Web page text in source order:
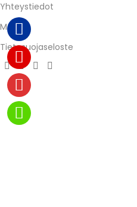
Yhteystiedot
Meista
Tietosuojaseloste